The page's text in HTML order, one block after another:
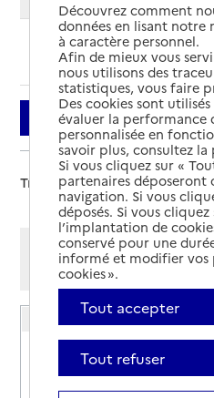
Filtrer
Trier par :
Afficher les résultats par:
Mode liste
Résidence autonomie Les
Adresse
2 rue Kepler
25000-Besançon
Découvrez comment
données en lisant notre
à caractère personnel.
Afin de mieux vous
nous utilisons des
statistiques, vous faire
Des cookies sont
évaluer la performance
personnalisée en
savoir plus, consultez
Si vous cliquez sur «
partenaires déposeront
navigation. Si vous
déposés. Si vous
l’implantation de
conservé pour une
informé et modifier vos
cookies ».
Tout accepter
Tout refuser